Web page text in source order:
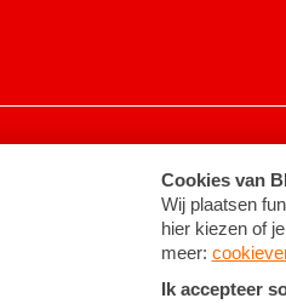
instellingen